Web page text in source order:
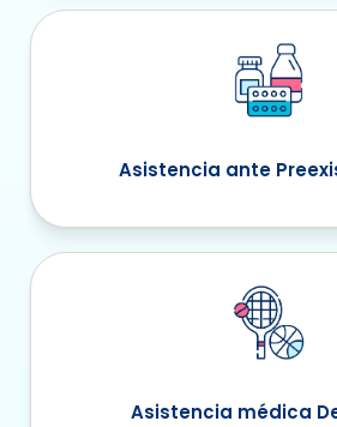
Asistencia ante
Asistencia médica